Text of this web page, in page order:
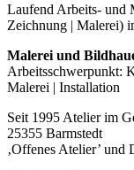
Laufend Arbeits- und
Zeichnung | Malerei)
Malerei und
Arbeitsschwerpunkt:
Malerei | Installation
Seit 1995 Atelier im
25355 Barmstedt
‚Offenes Atelier’ und